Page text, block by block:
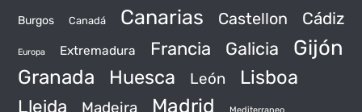
Burgos Canadá Canarias Castellon Cádiz
Europa Extremadura Francia Galicia Gijón
Granada Huesca León Lisboa
Lleida Madeira Madrid Mediterraneo